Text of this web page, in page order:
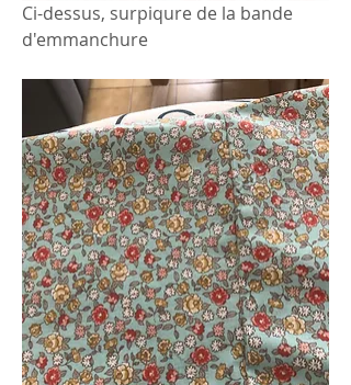
Ci-dessus, surpiqure de la bande
d'emmanchure